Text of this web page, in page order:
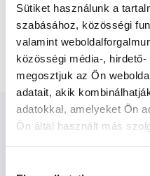
Sütiket használunk a
szabásához, közösségi
valamint
közösségi média-,
megosztjuk az Ön
adatait, akik
adatokkal, amelyeket Ön
Ön által használt más
és szakorvosjelölt esetén.
Főoldal Belgyógyász